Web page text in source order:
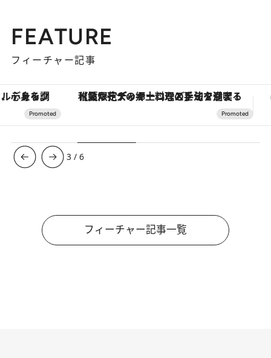
FEATURE
フィーチャー記事
【夏限定ディナーコース】旬を迎える稚鮎や花ズッキーニなどをイタリア・トスカーナの郷土料理の手法で満喫！
3 /6
フィーチャー記事一覧